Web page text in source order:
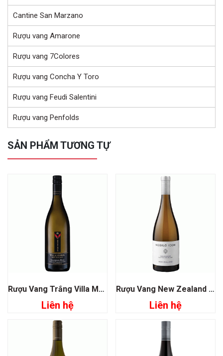
Cantine San Marzano
Rượu vang Amarone
Rượu vang 7Colores
Rượu vang Concha Y Toro
Rượu vang Feudi Salentini
Rượu vang Penfolds
SẢN PHẨM TƯƠNG TỰ
Rượu Vang Trắng Villa Maria Single Vineyard Sauvignon Blanc
Liên hệ
Rượu Vang New Zealand Nobilo Icon Sauvignon Blanc
Liên hệ